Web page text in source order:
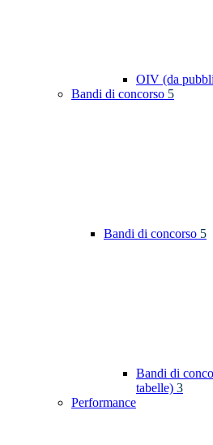
OIV (da
Bandi di concorso 5
Bandi di concorso 5
Bandi di
tabelle) 3
Performance